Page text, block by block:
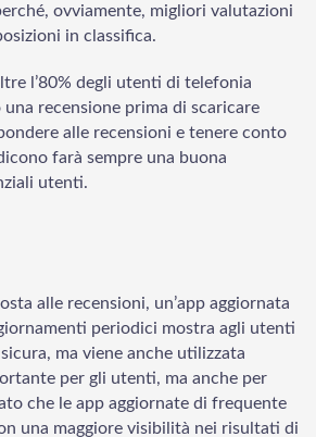
ovviamente, migliori valutazioni
in classifica.
l’80% degli utenti di telefonia
una recensione prima di scaricare
alle recensioni e tenere conto
farà sempre una buona
utenti.
alle recensioni, un’app aggiornata
periodici mostra agli utenti
ma viene anche utilizzata
per gli utenti, ma anche per
che le app aggiornate di frequente
una maggiore visibilità nei risultati di